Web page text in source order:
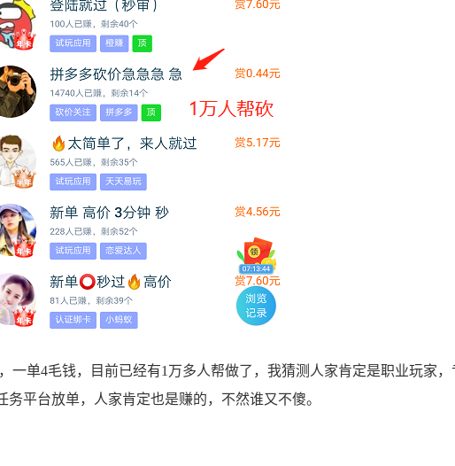
单4毛钱，目前已经有1万多人帮做了，我猜测人家肯定是职业玩家，
平台放单，人家肯定也是赚的，不然谁又不傻。